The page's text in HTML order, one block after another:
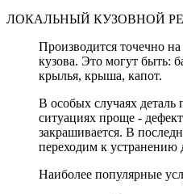
ЛОКАЛЬНЫЙ КУЗОВНОЙ
Производится точечно
кузова. Это могут быть:
крылья, крыша, капот.
В особых случаях деталь
ситуациях проще -
закрашивается. В
переходим к устранению
Наиболее популярные